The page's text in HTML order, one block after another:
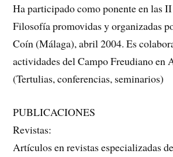
Ha participado como ponente en las
Filosofía promovidas y organizadas
Coín (Málaga), abril 2004. Es
actividades del Campo Freudiano en
(Tertulias, conferencias, seminarios)
PUBLICACIONES
Revistas:
Artículos en revistas especializadas